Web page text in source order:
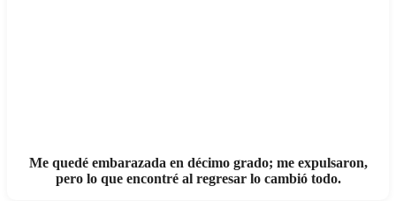
Me quedé embarazada en décimo grado; me expulsaron,
pero lo que encontré al regresar lo cambió todo.